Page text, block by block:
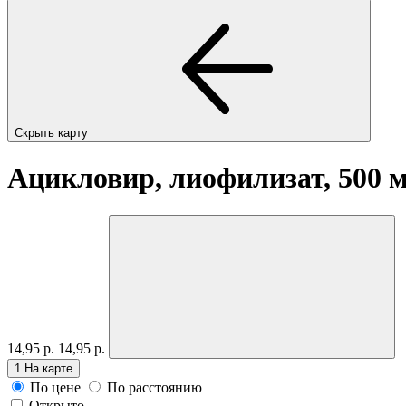
Скрыть карту
Ацикловир, лиофилизат, 500
14,95 р. 14,95 р.
1 На карте
По цене
По расстоянию